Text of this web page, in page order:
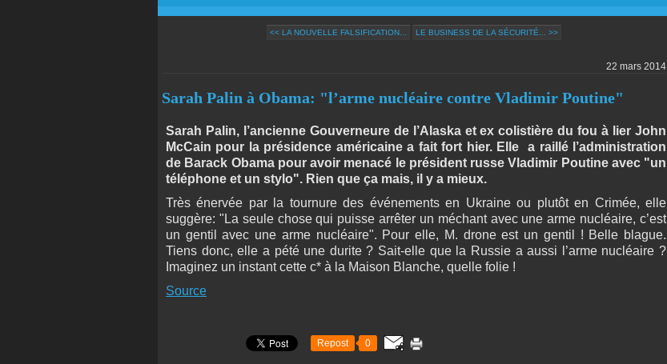
<< LA NOUVELLE FALSIFICATION... LE BUSINESS DE LA SÉCURITÉ... >>
22 mars 2014
Sarah Palin à Obama: "l’arme nucléaire contre Vladimir Poutine"
Sarah Palin, l’ancienne Gouverneure de l’Alaska et ex colistière du fou à lier John
McCain pour la présidence américaine a fait fort hier. Elle
a raillé l’administration
de Barack Obama pour avoir menacé le président russe Vladimir Poutine avec "un
téléphone et un stylo". Rien que ça mais, il y a mieux.
Très énervée par la tournure des événements en Ukraine ou plutôt en Crimée, elle
suggère: "La seule chose qui puisse arrêter un méchant avec une arme nucléaire, c’est
un gentil avec une arme nucléaire". Pour elle, M. drone est un gentil ! Belle blague.
Tiens donc, elle a pété une durite ? Sait-elle que la Russie a aussi l’arme nucléaire ?
Imaginez un instant cette c* à la Maison Blanche, quelle folie !
Source
Repost 0